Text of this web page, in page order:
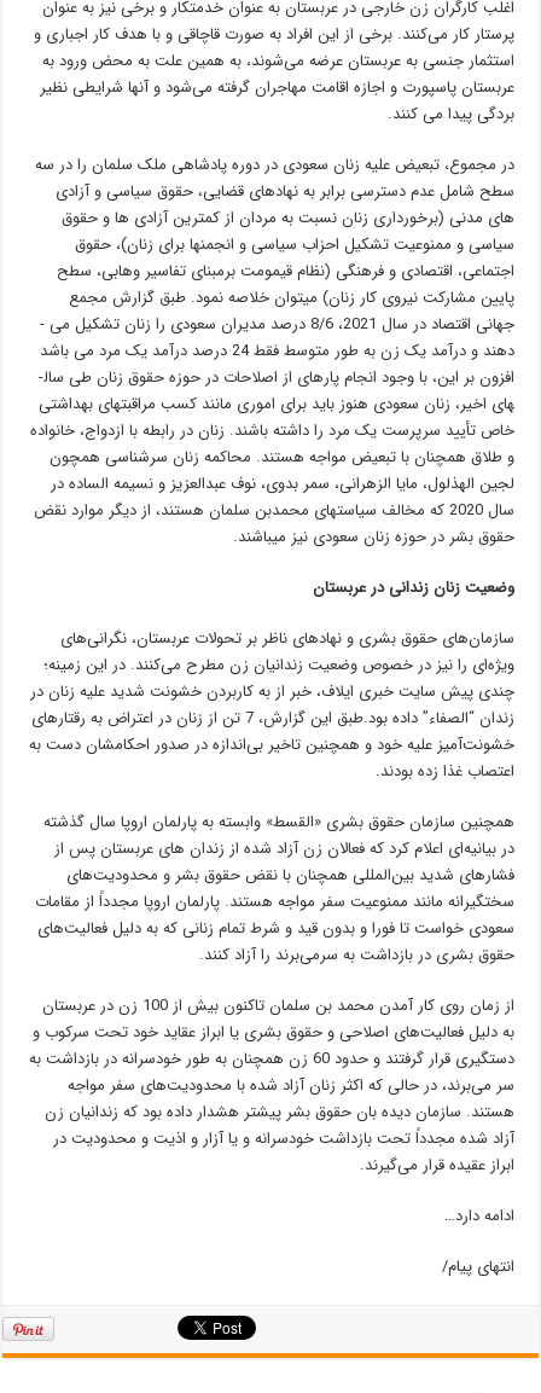
اغلب کارگران زن خارجی در عربستان به عنوان خدمتکار و برخی نیز به عنوان
پرستار کار می‌کنند. برخی از این افراد به صورت قاچاقی و با هدف کار اجباری و
استثمار جنسی به عربستان عرضه می‌شوند، به همین علت به محض ورود به
عربستان پاسپورت و اجازه اقامت مهاجران گرفته می‌شود و آنها شرایطی نظیر
بردگی پیدا می کنند.
در مجموع، تبعیض علیه زنان سعودی در دوره پادشاهی ملک سلمان را در سه
سطح شامل عدم دسترسی برابر به نهادهای قضایی، حقوق سیاسی و آزادی‌
های مدنی (برخورداری زنان نسبت به مردان از کمترین آزادی­ ها و حقوق
سیاسی و ممنوعیت تشکیل احزاب سیاسی و انجمن­ها برای زنان)، حقوق
اجتماعی، اقتصادی و فرهنگی (نظام قیمومت برمبنای تفاسیر وهابی، سطح
پایین مشارکت نیروی کار زنان) می­توان خلاصه نمود. طبق گزارش مجمع
جهانی اقتصاد در سال 2021، 8/6 درصد مدیران سعودی را زنان تشکیل می ­
دهند و درآمد یک زن به طور متوسط فقط 24 درصد درآمد یک مرد می باشد
افزون بر این، با وجود انجام پاره­ای از اصلاحات در حوزه حقوق زنان طی سال­
های اخیر، زنان سعودی هنوز باید برای اموری مانند کسب مراقبت­های بهداشتی
خاص تأیید سرپرست یک مرد را داشته باشند. زنان در رابطه با ازدواج، خانواده
و طلاق همچنان با تبعیض مواجه هستند. محاکمه زنان سرشناسی همچون
لجین الهذلول، مایا الزهرانی، سمر بدوی، نوف عبدالعزیز و نسیمه الساده در
سال 2020 که مخالف سیاست­های محمدبن سلمان هستند، از دیگر موارد نقض
حقوق بشر در حوزه زنان سعودی نیز می­باشند.
وضعیت زنان زندانی در عربستان
سازمان‌های حقوق بشری و نهادهای ناظر بر تحولات عربستان، نگرانی‌های
ویژه‌ای را نیز در خصوص وضعیت زندانیان زن مطرح می‌کنند. در این زمینه؛
چندی پیش سایت خبری ایلاف، خبر از به‌ کاربردن خشونت شدید علیه زنان در
زندان “الصفاء” داده بود.طبق این گزارش، 7 تن از زنان در اعتراض به رقتارهای
خشونت‌آمیز علیه خود و همچنین تاخیر بی‌اندازه در صدور احکامشان دست به
اعتصاب غذا زده بودند.
همچنین سازمان حقوق بشری «القسط» وابسته به پارلمان اروپا سال گذشته
در بیانیه‌ای اعلام کرد که فعالان زن آزاد شده از زندان های عربستان پس از
فشارهای شدید بین‌المللی همچنان با نقض حقوق بشر و محدودیت‌های
سختگیرانه مانند ممنوعیت سفر مواجه هستند. پارلمان اروپا مجدداً از مقامات
سعودی خواست تا فورا و بدون قید و شرط تمام زنانی که به دلیل فعالیت‌های
حقوق بشری در بازداشت به سرمی‌برند را آزاد کنند.
از زمان روی کار آمدن محمد بن سلمان تاکنون بیش از 100 زن در عربستان
به دلیل فعالیت‌های اصلاحی و حقوق بشری یا ابراز عقاید خود تحت سرکوب و
دستگیری قرار گرفتند و حدود 60 زن همچنان به طور خودسرانه در بازداشت به
سر می‌برند، در حالی که اکثر زنان آزاد شده با محدودیت‌های سفر مواجه
هستند. سازمان دیده بان حقوق بشر پیشتر هشدار داده بود که زندانیان زن
آزاد شده مجدداً تحت بازداشت خودسرانه و یا آزار و اذیت و محدودیت در
ابراز عقیده قرار می‌گیرند.
ادامه دارد…
انتهای پیام/